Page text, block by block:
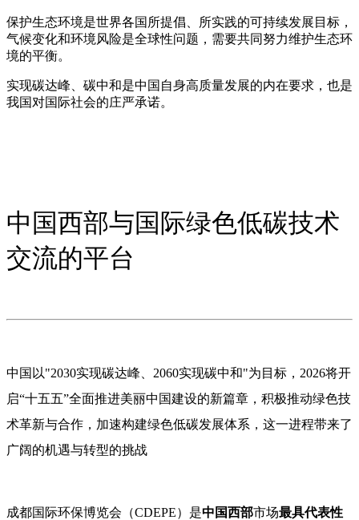
保护生态环境是世界各国所提倡、所实践的可持续发展目标，
气候变化和环境风险是全球性问题，需要共同努力维护生态环
境的平衡。
实现碳达峰、碳中和是中国自身高质量发展的内在要求，也是
我国对国际社会的庄严承诺。
中国西部与国际绿色低碳技术
交流的平台
中国以"2030实现碳达峰、2060实现碳中和"为目标， 2026将开
启“十五五”全面推进美丽中国建设的新篇章， 积极推动绿色技
术革新与合作，加速构建绿色低碳发展体系，这一进程带来了
广阔的机遇与转型的挑战
成都国际环保博览会（CDEPE）是中国西部市场最具代表性